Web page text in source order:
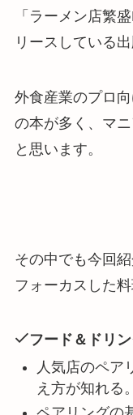
「ラーメン店繁
リースしている出
外食産業のプロ
の本が多く、マ
と思います。
その中でも今回
フォーカスした料
フード＆ドリ
人気店のペア
え方が知れる。